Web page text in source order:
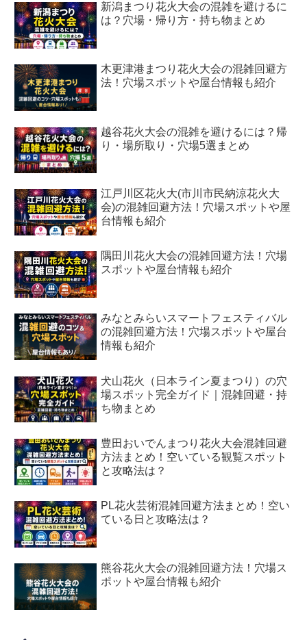
新潟まつり花火大会の混雑を避けるに
は？穴場・帰り方・持ち物まとめ
木更津港まつり花火大会の混雑回避方
法！穴場スポットや屋台情報も紹介
越谷花火大会の混雑を避けるには？帰
り・場所取り・穴場5選まとめ
江戸川区花火大(市川市民納涼花火大
会)の混雑回避方法！穴場スポットや屋
台情報も紹介
隅田川花火大会の混雑回避方法！穴場
スポットや屋台情報も紹介
みなとみらいスマートフェスティバル
の混雑回避方法！穴場スポットや屋台
情報も紹介
犬山花火（日本ライン夏まつり）の穴
場スポット完全ガイド｜混雑回避・持
ち物まとめ
豊田おいでんまつり花火大会混雑回避
方法まとめ！空いている観覧スポット
と攻略法は？
PL花火芸術混雑回避方法まとめ！空い
ている日と攻略法は？
熊谷花火大会の混雑回避方法！穴場ス
ポットや屋台情報も紹介